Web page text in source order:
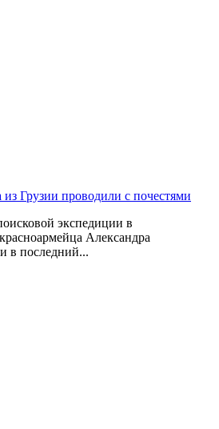
Грузии проводили с почестями
экспедиции в
Александра
в последний...